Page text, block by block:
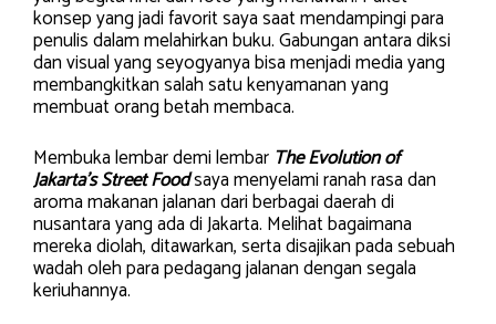
konsep yang jadi favorit saya saat mendampingi para
penulis dalam melahirkan buku. Gabungan antara diksi
dan visual yang seyogyanya bisa menjadi media yang
membangkitkan salah satu kenyamanan yang
membuat orang betah membaca.
Membuka lembar demi lembar The Evolution of
Jakarta’s Street Foodsaya menyelami ranah rasa dan
aroma makanan jalanan dari berbagai daerah di
nusantara yang ada di Jakarta. Melihat bagaimana
mereka diolah, ditawarkan, serta disajikan pada sebuah
wadah oleh para pedagang jalanan dengan segala
keriuhannya.